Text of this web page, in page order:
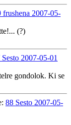
frushena 2007-05-
(?)
Sesto 2007-05-01
gondolok. Ki se
88 Sesto 2007-05-